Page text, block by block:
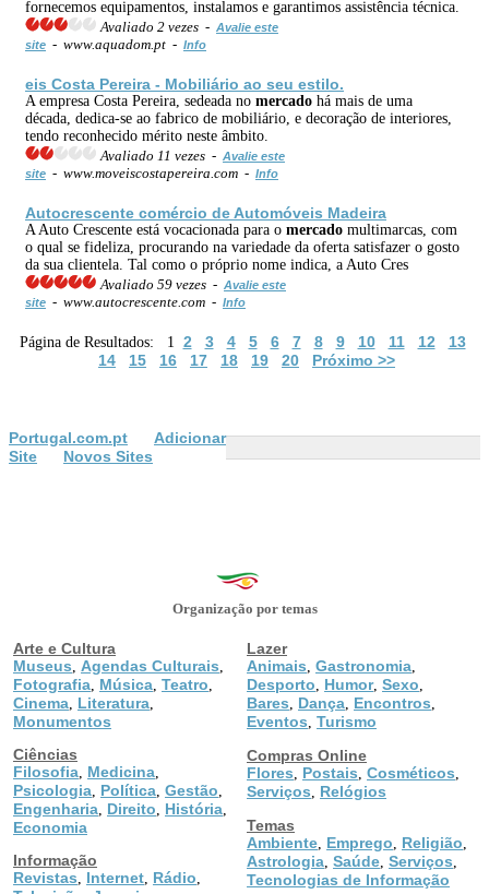
fornecemos equipamentos, instalamos e garantimos assistência técnica.
Avaliado 2 vezes - Avalie este
site - www.aquadom.pt - Info
eis Costa Pereira - Mobiliário ao seu estilo.
A empresa Costa Pereira, sedeada no mercado há mais de uma
década, dedica-se ao fabrico de mobiliário, e decoração de interiores,
tendo reconhecido mérito neste âmbito.
Avaliado 11 vezes - Avalie este
site - www.moveiscostapereira.com - Info
Autocrescente comércio de Automóveis Madeira
A Auto Crescente está vocacionada para o mercado multimarcas, com
o qual se fideliza, procurando na variedade da oferta satisfazer o gosto
da sua clientela. Tal como o próprio nome indica, a Auto Cres
Avaliado 59 vezes - Avalie este
site - www.autocrescente.com - Info
Página de Resultados: 1 2 3 4 5 6 7 8 9 10 11 12
13
14
15 16 17 18 19 20 Próximo >>
Portugal.com.pt
Adicionar
Site
Novos Sites
Organização por temas
Arte e Cultura
Museus
Agendas Culturais
Fotografia Música Teatro
Cinema Literatura
Monumentos
Ciências
Filosofia Medicina
Psicologia Política Gestão
Engenharia Direito História
Economia
Informação
Revistas
Internet Rádio
Lazer
Animais Gastronomia
Desporto Humor, Sexo
Bares Dança Encontros
Eventos Turismo
Compras Online
Flores
Postais Cosméticos
Serviços
Relógios
Temas
Ambiente Emprego Religião
Astrologia Saúde Serviços
Tecnologias de Informação